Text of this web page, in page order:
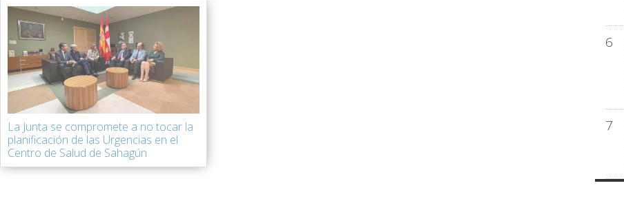
6
7
La Junta se compromete a no tocar la
planificación de las Urgencias en el
Centro de Salud de Sahagún